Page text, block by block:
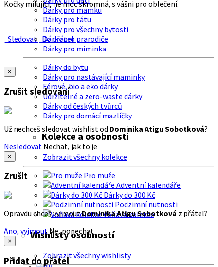
Dárky pro mamku
Dárky pro tátu
Dárky pro všechny bytosti
Dárky pro prarodiče
Dárky pro miminka
Dárky do bytu
Dárky pro nastávající maminky
Férové, bio a eko dárky
Udržitelné a zero-waste dárky
Dárky od českých tvůrců
Dárky pro domácí mazlíčky
Kolekce a osobnosti
Zobrazit všechny kolekce
Pro muže
Adventní kalendáře
Dárky do 300 Kč
Podzimní nutnosti
Voňavá kolekce
Wishlisty osobností
Zobrazit všechny wishlisty
Kočky milující, ne moc skromná, s vášni pro oblečení.
Sledovat Do přátel
×
Zrušit sledování
Už nechceš sledovat wishlist od Dominika Atigu Sobotková?
Nesledovat Nechat, jak to je
×
Zrušit
Opravdu chceš vyjmoutDominika Atigu Sobotková z přátel?
Ano, vyjmout Ne, ponechat
×
Přidat do přátel